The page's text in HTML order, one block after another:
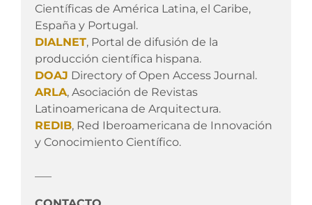
Científicas de América Latina, el Caribe,
España y Portugal.
DIALNET, Portal de difusión de la
producción científica hispana.
DOAJ Directory of Open Access Journal.
ARLA, Asociación de Revistas
Latinoamericana de Arquitectura.
REDIB, Red Iberoamericana de Innovación
y Conocimiento Científico.